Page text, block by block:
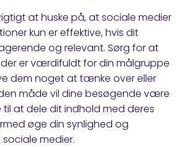
at huske på, at sociale medier
kun er effektive, hvis dit
og relevant. Sørg for at
er værdifuldt for din målgruppe
dem noget at tænke over eller
måde vil dine besøgende være
til at dele dit indhold med deres
øge din synlighed og
medier.